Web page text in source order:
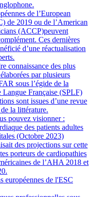
de l’European
de 2019 ou de l’American
(ACCP)peuvent
Ces dernières
d’une réactualisation
connaissance des plus
par plusieurs
sous l’égide de la
Langue Française (SPLF)
sont issues d’une revue
la littérature.
pouvez visionner :
des patients adultes
(Octobre 2023)
des projections sur cette
porteurs de cardiopathies
de l’AHA 2018 et
européennes de l'ESC